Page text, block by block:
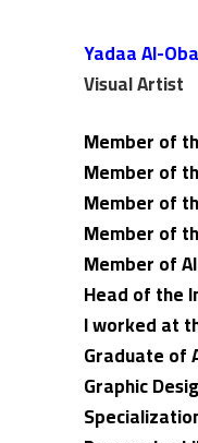
Yadaa Al-
Visual Artist
Member of
Member of
Member of
Member of
Member of
Head of the
I worked at
Graduate of
Graphic